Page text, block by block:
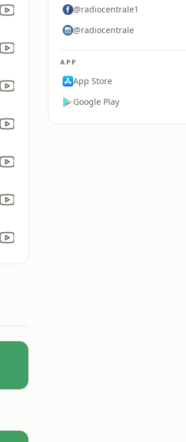
@radiocentrale1
@radiocentrale
APP
App Store
Google Play